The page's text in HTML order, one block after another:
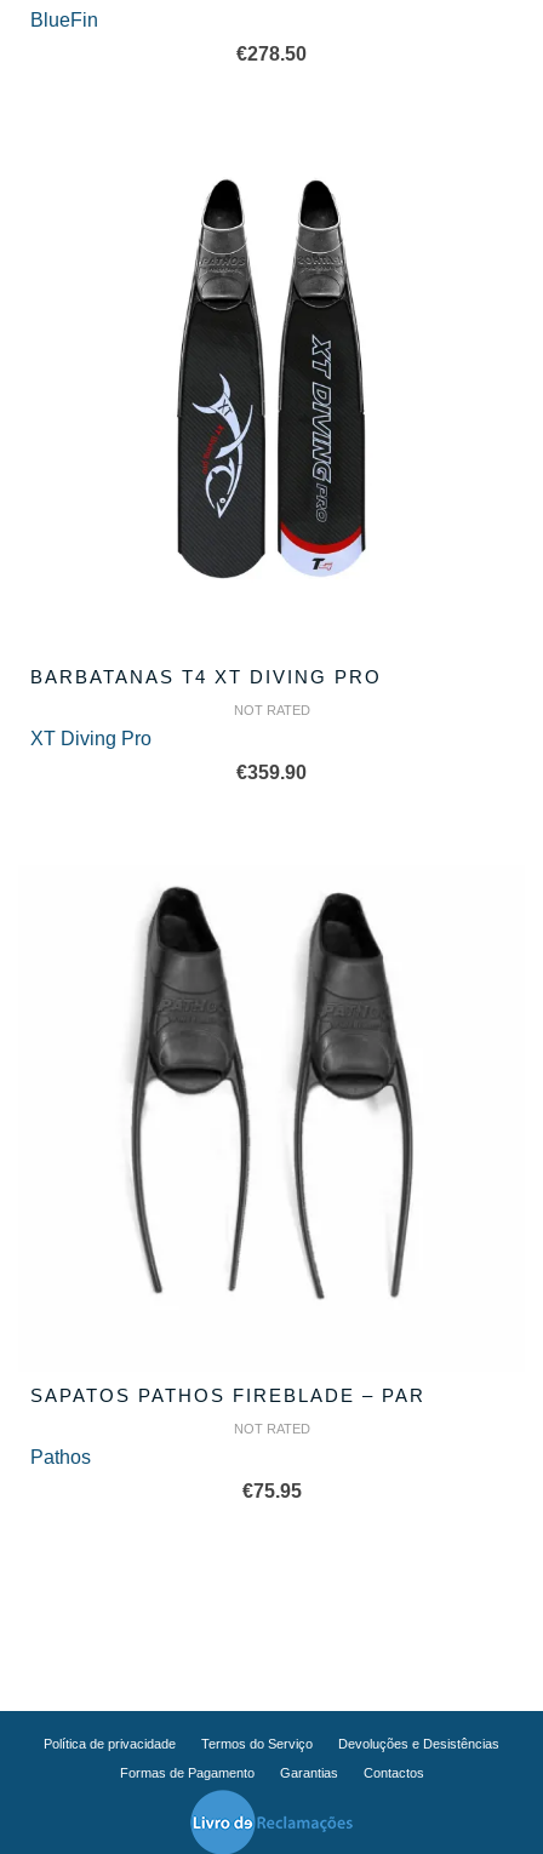
BlueFin
€278.50
BARBATANAS T4 XT DIVING PRO
NOT RATED
XT Diving Pro
€359.90
SAPATOS PATHOS FIREBLADE – PAR
NOT RATED
Pathos
€75.95
Política de privacidade Termos do Serviço
Devoluções e Desistências
Formas de Pagamento
Garantias Contactos